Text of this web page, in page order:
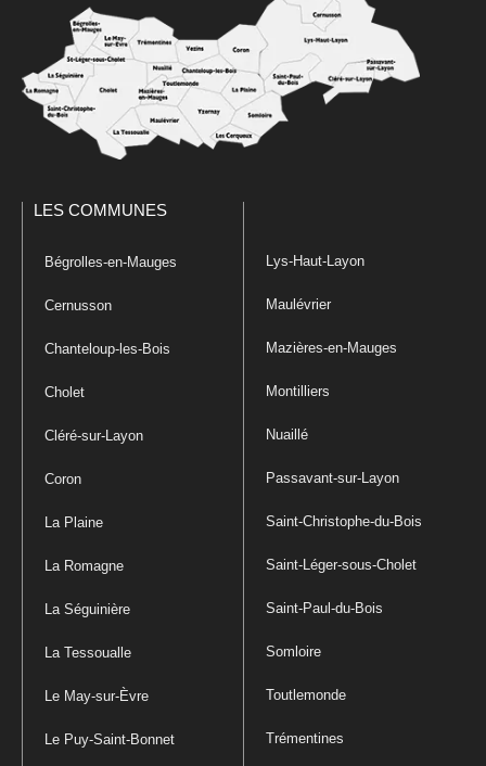
LES COMMUNES
Bégrolles-en-Mauges
Cernusson
Chanteloup-les-Bois
Cholet
Cléré-sur-Layon
Coron
La Plaine
La Romagne
La Séguinière
La Tessoualle
Le May-sur-Èvre
Le Puy-Saint-Bonnet
Lys-Haut-Layon
Maulévrier
Mazières-en-Mauges
Montilliers
Nuaillé
Passavant-sur-Layon
Saint-Christophe-du-Bois
Saint-Léger-sous-Cholet
Saint-Paul-du-Bois
Somloire
Toutlemonde
Trémentines